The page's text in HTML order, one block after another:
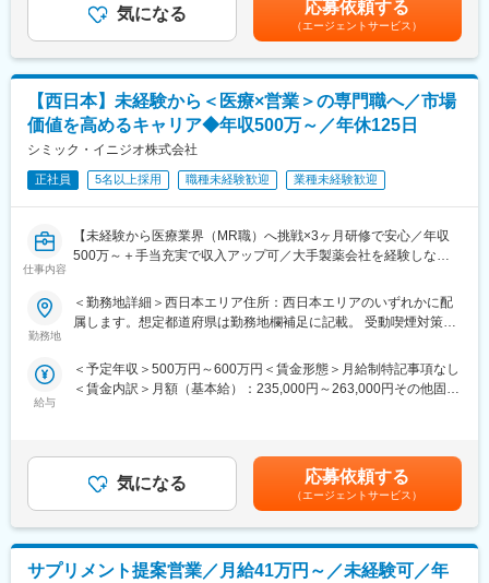
・当社は、東証プライム上場以来、10期連続で増収中のクオール
グループに属しており、主力事業を担っています。
＜社会貢献度の高さ＞
自身の売上・営業活動が患者さんのQOLの向上や病気から救うこ
とに繋がるため、やりがいをもって営業できます。
＜頑張りは適切に評価＞
成果に応じた評価制度が整っており、頑張り次第で大幅な年収UP
も目指せます。
■福利厚生（転勤を伴う場合）：
＜社宅制度（法人契約）＞
・入居時の引越し費用：会社負担（会社指定業者）
品に関する情報提供を行います。
＜MRとは＞
医薬品販売に際し、医師への医薬品の効果、効能、副作用を情報
提供がミッションです。
医薬品は「どの成分に、どのような効果があって、誰に使うと良
いのか」などの情報が付加されて、初めて効果的に使うことがで
きます。医師への適切な医薬品情報の提供を通じて、患者さんの
治療、地域医療課題に貢献することができます。
・入社から3か月間：座学研修（導入教育）のみ
└医薬品や医療業界、営業方法についての知識を身につけます。
わせて行う、MR認定試験に100％を担保する対策講座がありま
す。
★入社同期がいるため、一緒に頑張れる環境です！専門性の高い
営業職が目指せます。
＜安定性＞
・誰にとっても必要不可欠な医療業界は、景気の影響に左右され
にくく、安定した売上を誇っています。
・当社は、東証プライム上場以来、10期連続で増収中のクオール
グループに属しており、主力事業を担っています。
＜社会貢献度の高さ＞
3～4万円）・諸手当有昇給：年1回★頑張りに応じて年収UP★赴
任先の評価次第で大幅に年収をUPできます。（年2回業績給改
定）賃金はあくまでも目安の金額であり、選考を通じて上下する
可能性があります。月給(月額)は固定手当を含めた表記です。
気になる 応募依頼する
（エージェントサービス）
【西日本】未経験から＜医療×営業＞の専門職へ／市場
価値を高めるキャリア◆年収500万～／年休125日
シミック・イニジオ株式会社
正社員 5名以上採用 職種未経験歓迎 業種未経験歓迎
仕事内容
【未経験から医療業界（MR職）へ挑戦×3ヶ月研修で安心／年収
500万～＋手当充実で収入アップ可／大手製薬会社を経験しなが
＜入社月について＞
入社月が決まっているため同期も多く安心してスタート可能
具体的には、「どんな病気に効くか（効果）／安全性（副作用や
注意点）／品質に問題はないか」をわかりやすく伝えます
また、現場で使われた際の声を聞き取り製薬会社へ届け、より良
い薬づくりにも貢献します
自分が関わった薬が患者様の治療につながり、感謝されるやりが
いのある仕事です
勤務地
＜勤務地詳細＞西日本エリア住所：西日本エリアのいずれかに配
属します。想定都道府県は勤務地欄補足に記載。 受動喫煙対策：
給与
＜予定年収＞500万円～600万円＜賃金形態＞月給制特記事項なし
＜賃金内訳＞月額（基本給）：235,000円～263,000円その他固定
を全額支給 ■賞与年2回（昨年度実績4.2ヶ月）、報酬改定年1回■
全国勤務が可能な方は、50万円の一時金を支給(3ヶ月の試用期間
後の翌月給与で支給)賃金はあくまでも目安の金額であり、選考を
通じて上下する可能性があります。月給(月額)は固定手当を含めた
表記です。
気になる 応募依頼する
（エージェントサービス）
サプリメント提案営業／月給41万円～／未経験可／年